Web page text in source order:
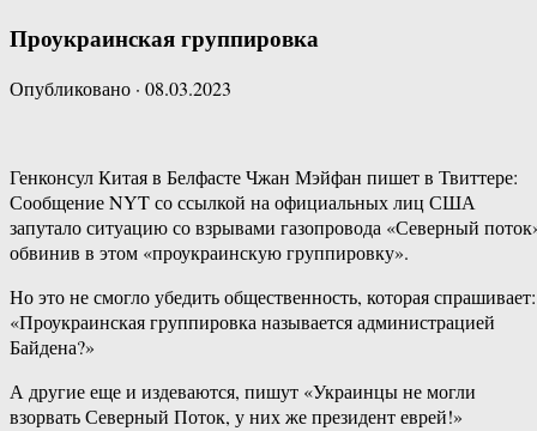
Проукраинская группировка
Опубликовано · 08.03.2023
Генконсул Китая в Белфасте Чжан Мэйфан пишет в Твиттере:
Сообщение NYT со ссылкой на официальных лиц США
запутало ситуацию со взрывами газопровода «Северный
обвинив в этом «проукраинскую группировку».
Но это не смогло убедить общественность, которая спрашивает:
«Проукраинская группировка называется администрацией
Байдена?»
А другие еще и издеваются, пишут «Украинцы не могли
взорвать Северный Поток, у них же президент еврей!»